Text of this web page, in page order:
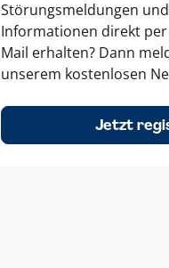
Störungsmeldungen
Informationen direkt per
Mail erhalten? Dann
unserem kostenlosen
Jetzt